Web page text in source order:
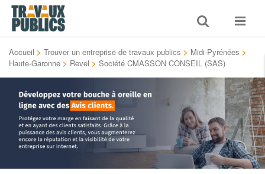
Toggle
search
Toggle
Accueil > Trouver un entreprise de travaux publics > Midi-Pyrénées >
Haute-Garonne > Revel > Société CMASSON CONSEIL (SAS)